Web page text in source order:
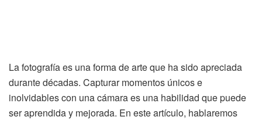
La fotografía es una forma de arte que ha sido apreciada
durante décadas. Capturar momentos únicos e
inolvidables con una cámara es una habilidad que puede
ser aprendida y mejorada. En este artículo, hablaremos